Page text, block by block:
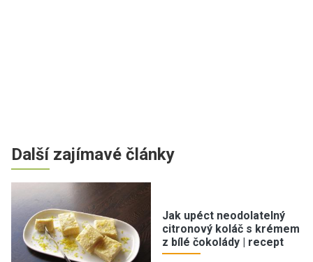
Další zajímavé články
Jak upéct neodolatelný
citronový koláč s krémem
z bílé čokolády | recept